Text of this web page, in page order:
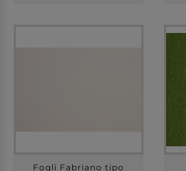
Fogli Fabriano tipo